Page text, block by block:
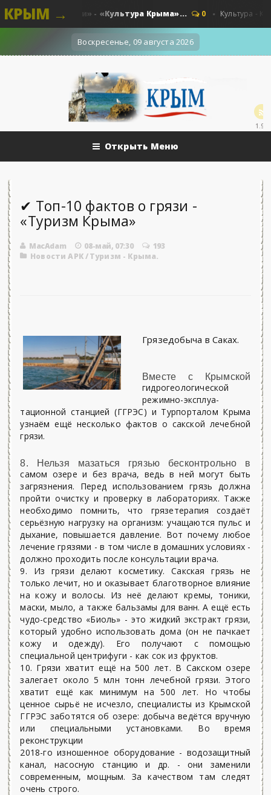
КРЫМ →
краски памяти» - «Культура Крыма»... 0 Культура - Крыма.
Воскресенье, 09 августа 2026
1.9k
Открыть Меню
✔ Топ-10 фактов о грязи -
«Туризм Крыма»
MacAdam 08-май, 07:30
193
Новости АРК/Туризм - Крыма.
Грязедобыча в Саках.
Вместе с Крымской
гидрогеологической
режимно-эксплуа­
тационной станцией (ГГРЭС) и Турпорталом Крыма
узнаём ещё несколько фактов о сакской лечебной
грязи.
8. Нельзя мазаться грязью бесконтрольно в
самом озере и без врача, ведь в ней могут быть
загрязнения. Перед использованием грязь должна
пройти очистку и проверку в лабораториях. Также
необходимо помнить, что грязетерапия создаёт
серьёзную нагрузку на организм: учащаются пульс и
дыхание, повышается давление. Вот почему любое
лечение грязями - в том числе в домашних условиях -
должно проходить после консультации врача.
9. Из грязи делают косметику. Сакская грязь не
только лечит, но и оказывает благотворное влияние
на кожу и волосы. Из неё делают кремы, тоники,
маски, мыло, а также бальзамы для ванн. А ещё есть
чудо-средство «Биоль» - это жидкий экстракт грязи,
который удобно использовать дома (он не пачкает
кожу и одежду). Его получают с помощью
специальной центрифуги - как сок из фруктов.
10. Грязи хватит ещё на 500 лет. В Сакском озере
залегает около 5 млн тонн лечебной грязи. Этого
хватит ещё как минимум на 500 лет. Но чтобы
ценное сырьё не исчезло, специалисты из Крымской
ГГРЭС заботятся об озере: добыча ведётся вручную
или специальными установками. Во время
реконструкции
2018-го изношенное оборудование - водозащитный
канал, насосную станцию и др. - они заменили
современным, мощным. За качеством там следят
очень строго.